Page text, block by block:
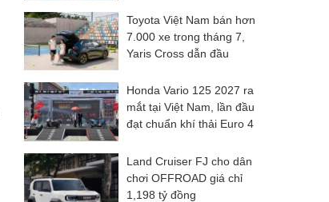
Toyota Việt Nam bán hơn
7.000 xe trong tháng 7,
Yaris Cross dẫn đầu
Honda Vario 125 2027 ra
mắt tại Việt Nam, lần đầu
đạt chuẩn khí thải Euro 4
Land Cruiser FJ cho dân
chơi OFFROAD giá chỉ
1,198 tỷ đồng